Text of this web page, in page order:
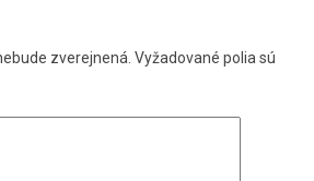
zverejnená. Vyžadované polia sú